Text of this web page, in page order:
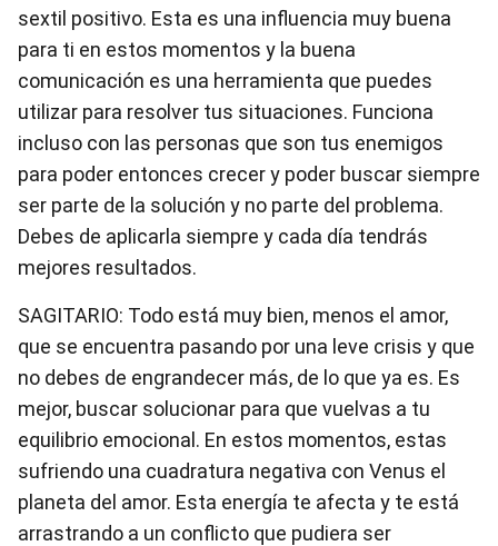
sextil positivo. Esta es una influencia muy buena
para ti en estos momentos y la buena
comunicación es una herramienta que puedes
utilizar para resolver tus situaciones. Funciona
incluso con las personas que son tus enemigos
para poder entonces crecer y poder buscar siempre
ser parte de la solución y no parte del problema.
Debes de aplicarla siempre y cada día tendrás
mejores resultados.
SAGITARIO: Todo está muy bien, menos el amor,
que se encuentra pasando por una leve crisis y que
no debes de engrandecer más, de lo que ya es. Es
mejor, buscar solucionar para que vuelvas a tu
equilibrio emocional. En estos momentos, estas
sufriendo una cuadratura negativa con Venus el
planeta del amor. Esta energía te afecta y te está
arrastrando a un conflicto que pudiera ser